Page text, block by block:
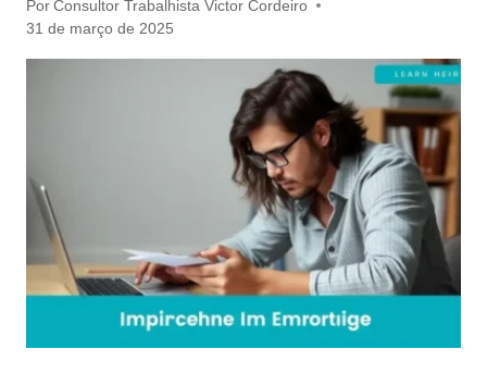
Por Consultor Trabalhista Victor Cordeiro
31 de março de 2025